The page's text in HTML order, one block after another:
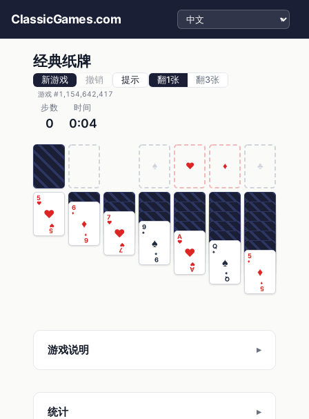
ClassicGames.com 选择语言
经典纸牌
新游戏 撤销 提示 翻1张 翻3张
游戏 #1,154,642,417
步数
0
时间
0:04
♠ ♥ ♦ ♣
5
♥
♥
5
♥
6
♦
♦
6
♦
7
♥
♥
7
♥
9
♠
♠
9
♠
A
♥
♥
A
♥
Q
♠
♠
Q
♠
5
♦
♦
5
♦
游戏说明
统计